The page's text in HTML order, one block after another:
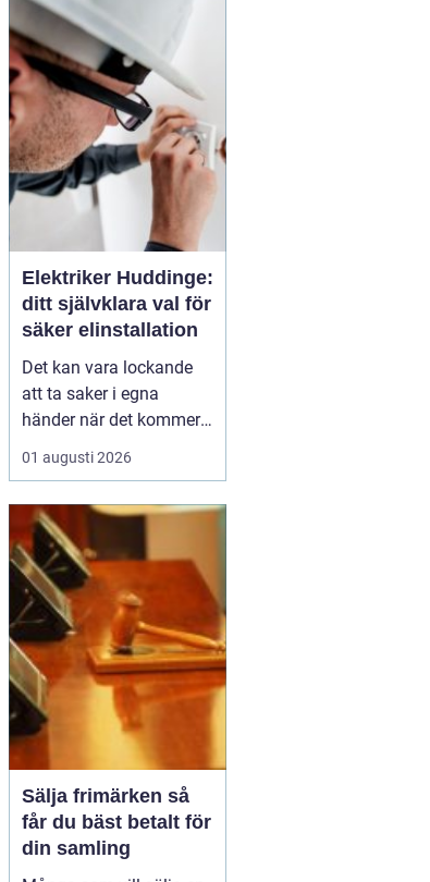
redan efter första
veckan: mindre stök,
torrar...
Elektriker Huddinge:
ditt självklara val för
säker elinstallation
Det kan vara lockande
att ta saker i egna
händer när det kommer
till hemförbättringar,
men när det handlar om
alltid bäst att vända sig
till ett proffs. I Huddinge
finns det många ...
01 augusti 2026
Sälja frimärken så
får du bäst betalt för
din samling